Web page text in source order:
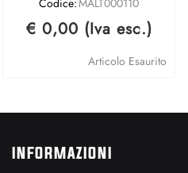
€ 0,00 (Iva esc.)
Articolo Esaurito
INFORMAZIONI